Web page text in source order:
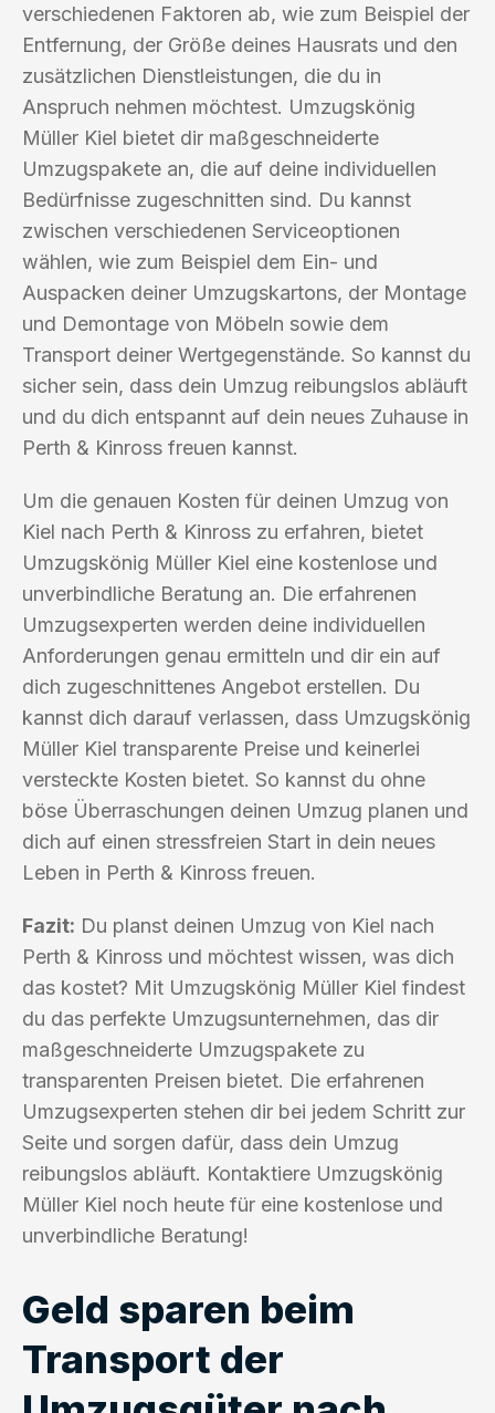
verschiedenen Faktoren ab, wie zum Beispiel der
Entfernung, der Größe deines Hausrats und den
zusätzlichen Dienstleistungen, die du in
Anspruch nehmen möchtest. Umzugskönig
Müller Kiel bietet dir maßgeschneiderte
Umzugspakete an, die auf deine individuellen
Bedürfnisse zugeschnitten sind. Du kannst
zwischen verschiedenen Serviceoptionen
wählen, wie zum Beispiel dem Ein- und
Auspacken deiner Umzugskartons, der Montage
und Demontage von Möbeln sowie dem
Transport deiner Wertgegenstände. So kannst du
sicher sein, dass dein Umzug reibungslos abläuft
und du dich entspannt auf dein neues Zuhause in
Perth & Kinross freuen kannst.
Um die genauen Kosten für deinen Umzug von
Kiel nach Perth & Kinross zu erfahren, bietet
Umzugskönig Müller Kiel eine kostenlose und
unverbindliche Beratung an. Die erfahrenen
Umzugsexperten werden deine individuellen
Anforderungen genau ermitteln und dir ein auf
dich zugeschnittenes Angebot erstellen. Du
kannst dich darauf verlassen, dass Umzugskönig
Müller Kiel transparente Preise und keinerlei
versteckte Kosten bietet. So kannst du ohne
böse Überraschungen deinen Umzug planen und
dich auf einen stressfreien Start in dein neues
Leben in Perth & Kinross freuen.
Fazit: Du planst deinen Umzug von Kiel nach
Perth & Kinross und möchtest wissen, was dich
das kostet? Mit Umzugskönig Müller Kiel findest
du das perfekte Umzugsunternehmen, das dir
maßgeschneiderte Umzugspakete zu
transparenten Preisen bietet. Die erfahrenen
Umzugsexperten stehen dir bei jedem Schritt zur
Seite und sorgen dafür, dass dein Umzug
reibungslos abläuft. Kontaktiere Umzugskönig
Müller Kiel noch heute für eine kostenlose und
unverbindliche Beratung!
Geld sparen beim
Transport der